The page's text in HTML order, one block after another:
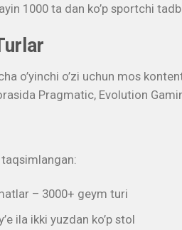
1000 ta dan ko’p sportchi
o’yinchi o’zi uchun mos
Pragmatic, Evolution
– 3000+ geym turi
ila ikki yuzdan ko’p stol